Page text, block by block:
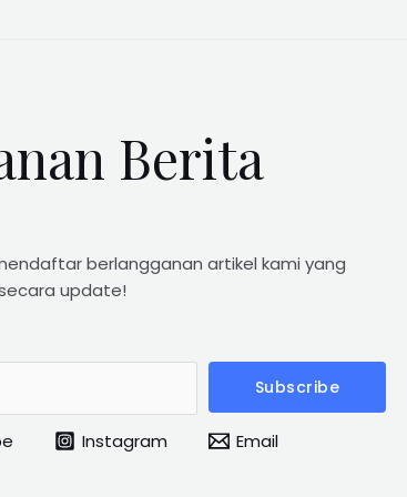
Berita
berlangganan artikel kami yang
update!
Subscribe
Instagram Email